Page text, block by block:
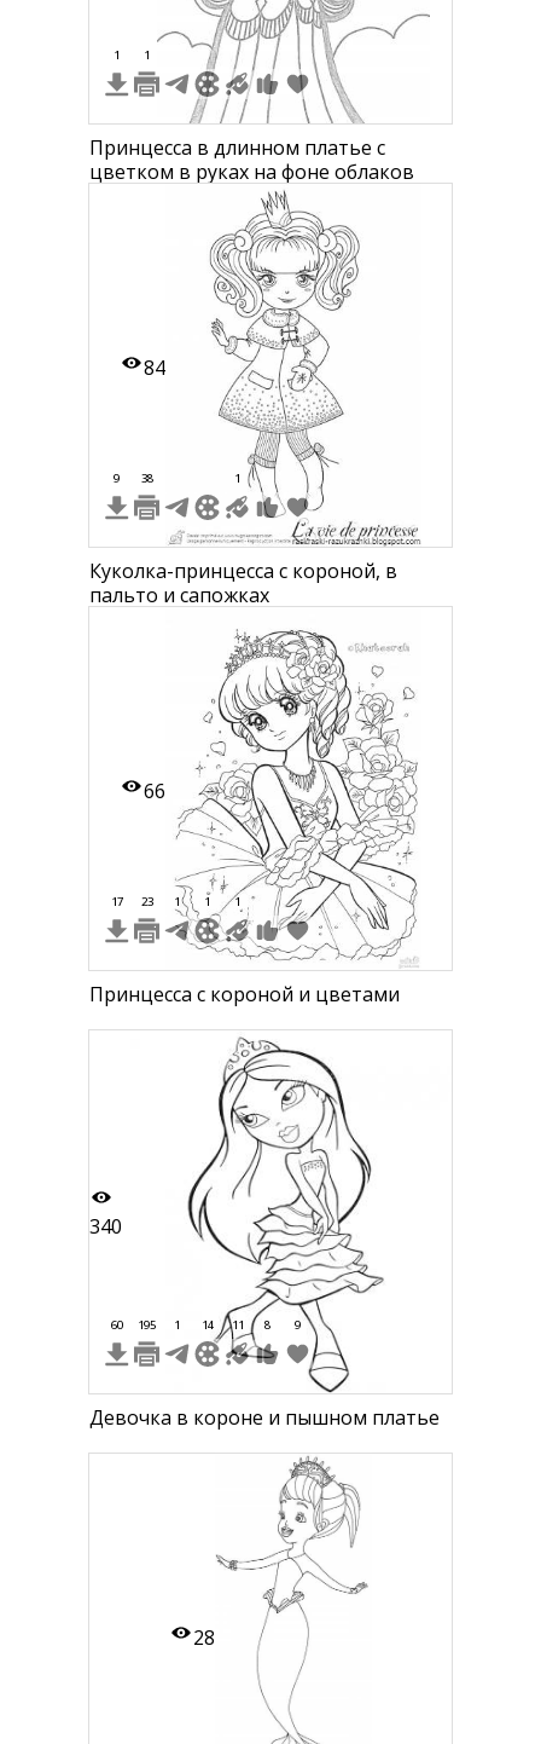
1 1
Принцесса в длинном платье с
цветком в руках на фоне облаков
84
9 38 1
Куколка-принцесса с короной, в
пальто и сапожках
66
17 23 1 1 1
Принцесса с короной и цветами
340
60 195 1 14 11 8 9
Девочка в короне и пышном платье
28